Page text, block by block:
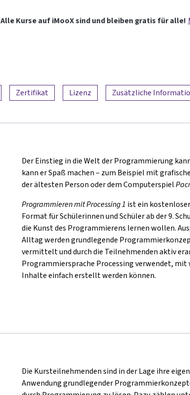
Alle Kurse auf iMooX sind und bleiben gratis für alle!
Zertifikat Lizenz Zusätzliche
Der Einstieg in die Welt der Programmierung
kann er Spaß machen – zum Beispiel mit
der ältesten Person oder dem Computerspiel
Programmieren mit Processing1 ist ein kostenloser
Format für Schülerinnen und Schüler ab der 9.
die Kunst des Programmierens lernen wollen.
Alltag werden grundlegende
vermittelt und durch die Teilnehmenden aktiv
Programmiersprache Processing verwendet,
Inhalte einfach erstellt werden können.
Die Kursteilnehmenden sind in der Lage ihre
Anwendung grundlegender